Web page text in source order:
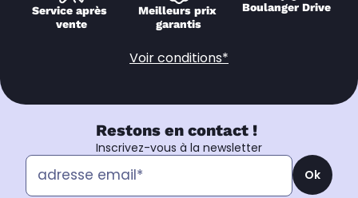
Service après
vente
Meilleurs prix
garantis
Boulanger Drive
Voir conditions*
Restons en contact !
Inscrivez-vous à la newsletter
Ok